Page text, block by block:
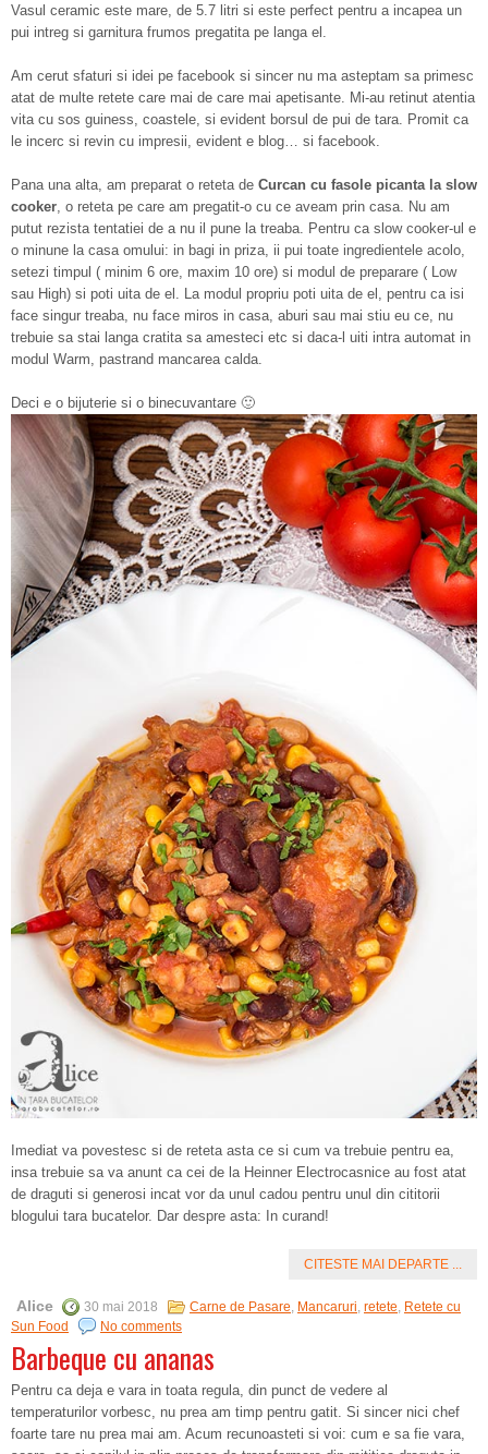
Vasul ceramic este mare, de 5.7 litri si este perfect pentru a incapea un
pui intreg si garnitura frumos pregatita pe langa el.
Am cerut sfaturi si idei pe facebook si sincer nu ma asteptam sa primesc
atat de multe retete care mai de care mai apetisante. Mi-au retinut atentia
vita cu sos guiness, coastele, si evident borsul de pui de tara. Promit ca
le incerc si revin cu impresii, evident e blog… si facebook.
Pana una alta, am preparat o reteta de Curcan cu fasole picanta la slow
cooker, o reteta pe care am pregatit-o cu ce aveam prin casa. Nu am
putut rezista tentatiei de a nu il pune la treaba. Pentru ca slow cooker-ul e
o minune la casa omului: in bagi in priza, ii pui toate ingredientele acolo,
setezi timpul ( minim 6 ore, maxim 10 ore) si modul de preparare ( Low
sau High) si poti uita de el. La modul propriu poti uita de el, pentru ca isi
face singur treaba, nu face miros in casa, aburi sau mai stiu eu ce, nu
trebuie sa stai langa cratita sa amesteci etc si daca-l uiti intra automat in
modul Warm, pastrand mancarea calda.
Deci e o bijuterie si o binecuvantare 🙂
Imediat va povestesc si de reteta asta ce si cum va trebuie pentru ea,
insa trebuie sa va anunt ca cei de la Heinner Electrocasnice au fost atat
de draguti si generosi incat vor da unul cadou pentru unul din cititorii
blogului tara bucatelor. Dar despre asta: In curand!
CITESTE MAI DEPARTE ...
Alice 30 mai 2018 Carne de Pasare, Mancaruri, retete, Retete cu
Sun Food
No comments
Barbeque cu ananas
Pentru ca deja e vara in toata regula, din punct de vedere al
temperaturilor vorbesc, nu prea am timp pentru gatit. Si sincer nici chef
foarte tare nu prea mai am. Acum recunoasteti si voi: cum e sa fie vara,